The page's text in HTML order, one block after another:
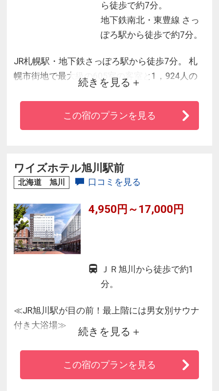
ら徒歩で約7分。
地下鉄南北・東豊線 さっ
ぽろ駅から徒歩で約7分。
JR札幌駅・地下鉄さっぽろ駅から徒歩7分。 札
幌市街地で最大級の605室の客室と1，924人の
収容人数を誇る、グランベルホテルグループの
プレミアムタイプホテル。 空と一体化するガラ
スキューブの外観と、自然素材を活かした温か
や、高さ100ｍからの夜景が魅力のレストランも
併設。
続きを見る
この宿のプランを見る
ワイズホテル旭川駅前
北海道 旭川 口コミを見る
4,950円～17,000円
ＪＲ旭川から徒歩で約1
分。
≪JR旭川駅が目の前！最上階には男女別サウナ
付き大浴場≫
大自然の中でのくつろぎをイメージした客室
は、ツインとセミダブルをご用意。
最上階には、男女それぞれに足が伸ばせる大浴
続きを見る
この宿のプランを見る